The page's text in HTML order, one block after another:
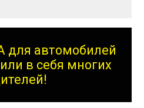
для автомобилей
в себя многих